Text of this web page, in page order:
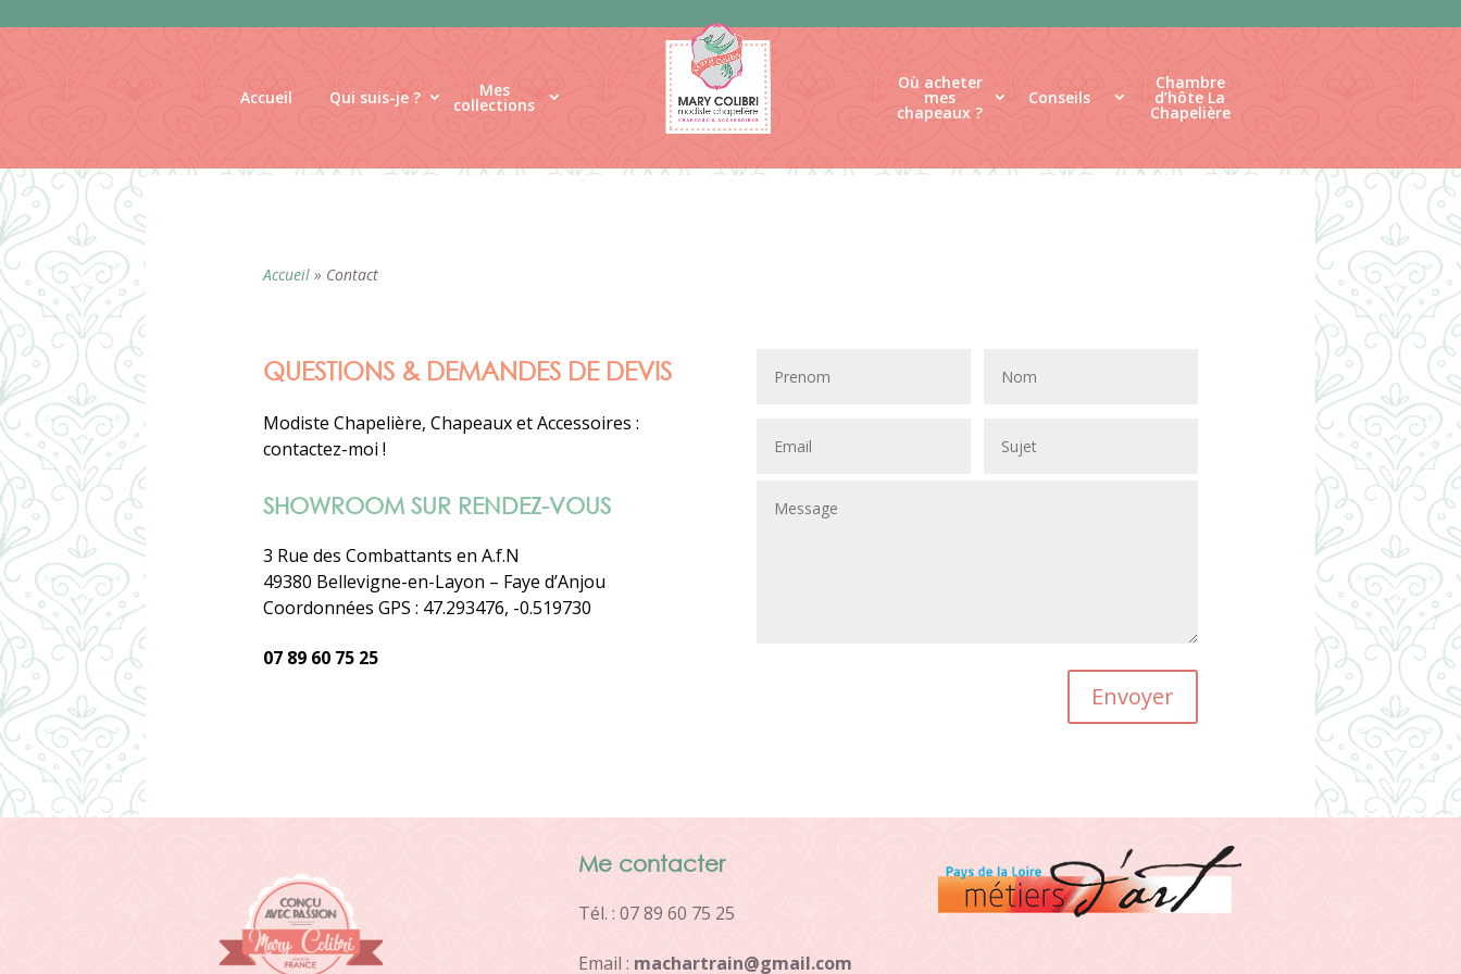
Accueil Qui suis-je ? Mes
collections
Où acheter
mes
chapeaux ?
Conseils
Chambre
d’hôte La
Chapelière
Accueil» Contact
QUESTIONS & DEMANDES DE DEVIS
Modiste Chapelière, Chapeaux et Accessoires :
contactez-moi !
SHOWROOM SUR RENDEZ-VOUS
3 Rue des Combattants en A.f.N
49380 Bellevigne-en-Layon – Faye d’Anjou
Coordonnées GPS : 47.293476, -0.519730
07 89 60 75 25
Envoyer
Me contacter
Tél. : 07 89 60 75 25
Email : machartrain@gmail.com